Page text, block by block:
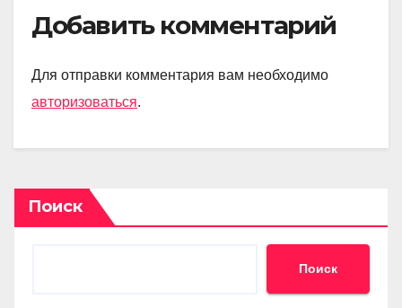
Добавить комментарий
Для отправки комментария вам необходимо
авторизоваться.
Поиск
Поиск